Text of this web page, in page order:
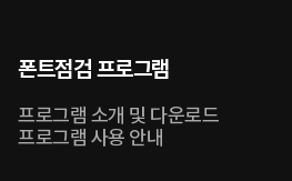
폰트점검 프로그램
프로그램 소개 및 다운로드
프로그램 사용 안내